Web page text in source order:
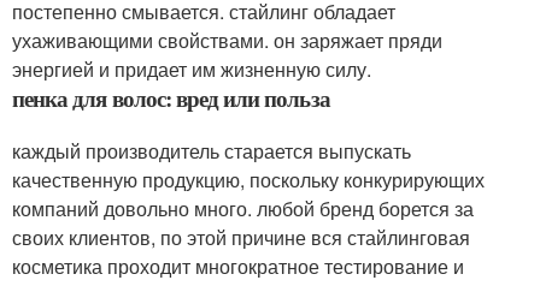
постепенно смывается. стайлинг обладает
ухаживающими свойствами. он заряжает пряди
энергией и придает им жизненную силу.
пенка для волос: вред или польза
каждый производитель старается выпускать
качественную продукцию, поскольку конкурирующих
компаний довольно много. любой бренд борется за
своих клиентов, по этой причине вся стайлинговая
косметика проходит многократное тестирование и